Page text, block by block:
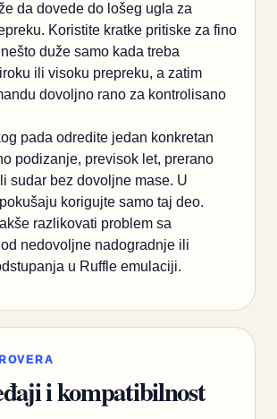
da dovede do lošeg ugla za
Koristite kratke pritiske za fino
duže samo kada treba
ili visoku prepreku, a zatim
dovoljno rano za kontrolisano
pada odredite jedan konkretan
podizanje, previsok let, prerano
sudar bez dovoljne mase. U
korigujte samo taj deo.
razlikovati problem sa
nedovoljne nadogradnje ili
u Ruffle emulaciji.
i kompatibilnost